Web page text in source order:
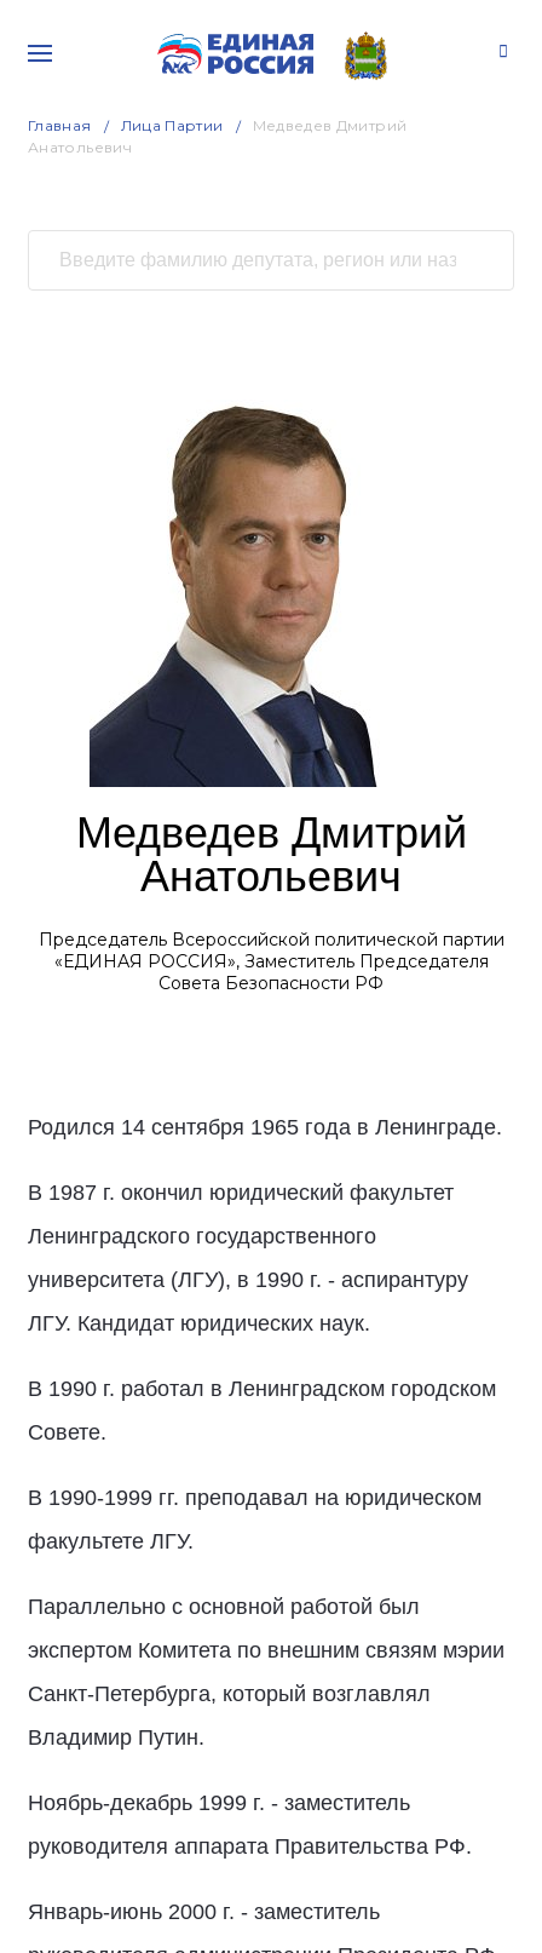
Главная Лица Партии
Медведев Дмитрий
Анатольевич
Медведев Дмитрий
Анатольевич
Председатель Всероссийской политической партии
«ЕДИНАЯ РОССИЯ», Заместитель Председателя
Совета Безопасности РФ
Родился 14 сентября 1965 года в Ленинграде.
В 1987 г. окончил юридический факультет
Ленинградского государственного
университета (ЛГУ), в 1990 г. - аспирантуру
ЛГУ. Кандидат юридических наук.
В 1990 г. работал в Ленинградском городском
Совете.
В 1990-1999 гг. преподавал на юридическом
факультете ЛГУ.
Параллельно с основной работой был
экспертом Комитета по внешним связям мэрии
Санкт-Петербурга, который возглавлял
Владимир Путин.
Ноябрь-декабрь 1999 г. - заместитель
руководителя аппарата Правительства РФ.
Январь-июнь 2000 г. - заместитель